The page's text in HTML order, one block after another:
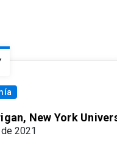
New York
2021